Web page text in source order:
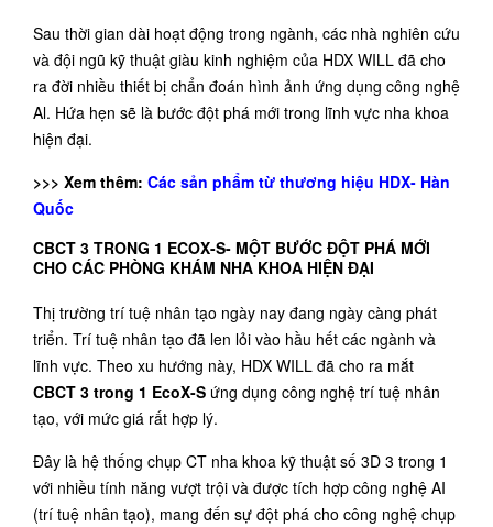
Sau thời gian dài hoạt động trong ngành, các nhà nghiên cứu
và đội ngũ kỹ thuật giàu kinh nghiệm của HDX WILL đã cho
ra đời nhiều thiết bị chẩn đoán hình ảnh ứng dụng công nghệ
Al. Hứa hẹn sẽ là bước đột phá mới trong lĩnh vực nha khoa
hiện đại.
>>> Xem thêm: Các sản phẩm từ thương hiệu HDX- Hàn
Quốc
CBCT 3 TRONG 1 ECOX-S- MỘT BƯỚC ĐỘT PHÁ MỚI
CHO CÁC PHÒNG KHÁM NHA KHOA HIỆN ĐẠI
Thị trường trí tuệ nhân tạo ngày nay đang ngày càng phát
triển. Trí tuệ nhân tạo đã len lỏi vào hầu hết các ngành và
lĩnh vực. Theo xu hướng này, HDX WILL đã cho ra mắt
CBCT 3 trong 1 EcoX-S ứng dụng công nghệ trí tuệ nhân
tạo, với mức giá rất hợp lý.
Đây là hệ thống chụp CT nha khoa kỹ thuật số 3D 3 trong 1
với nhiều tính năng vượt trội và được tích hợp công nghệ AI
(trí tuệ nhân tạo), mang đến sự đột phá cho công nghệ chụp